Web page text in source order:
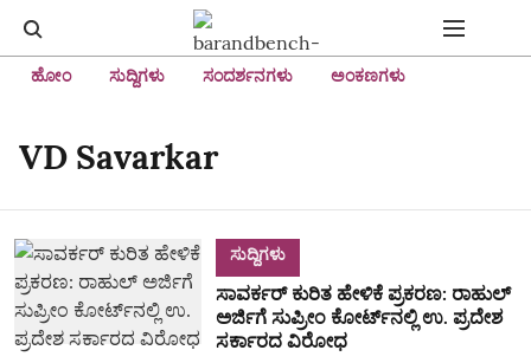
ಹೋಂ ಸುದ್ದಿಗಳು ಸಂದರ್ಶನಗಳು ಅಂಕಣಗಳು
VD Savarkar
ಸುದ್ದಿಗಳು
ಸಾವರ್ಕರ್ ಕುರಿತ ಹೇಳಿಕೆ ಪ್ರಕರಣ: ರಾಹುಲ್
ಅರ್ಜಿಗೆ ಸುಪ್ರೀಂ ಕೋರ್ಟ್‌ನಲ್ಲಿ ಉ. ಪ್ರದೇಶ
ಸರ್ಕಾರದ ವಿರೋಧ